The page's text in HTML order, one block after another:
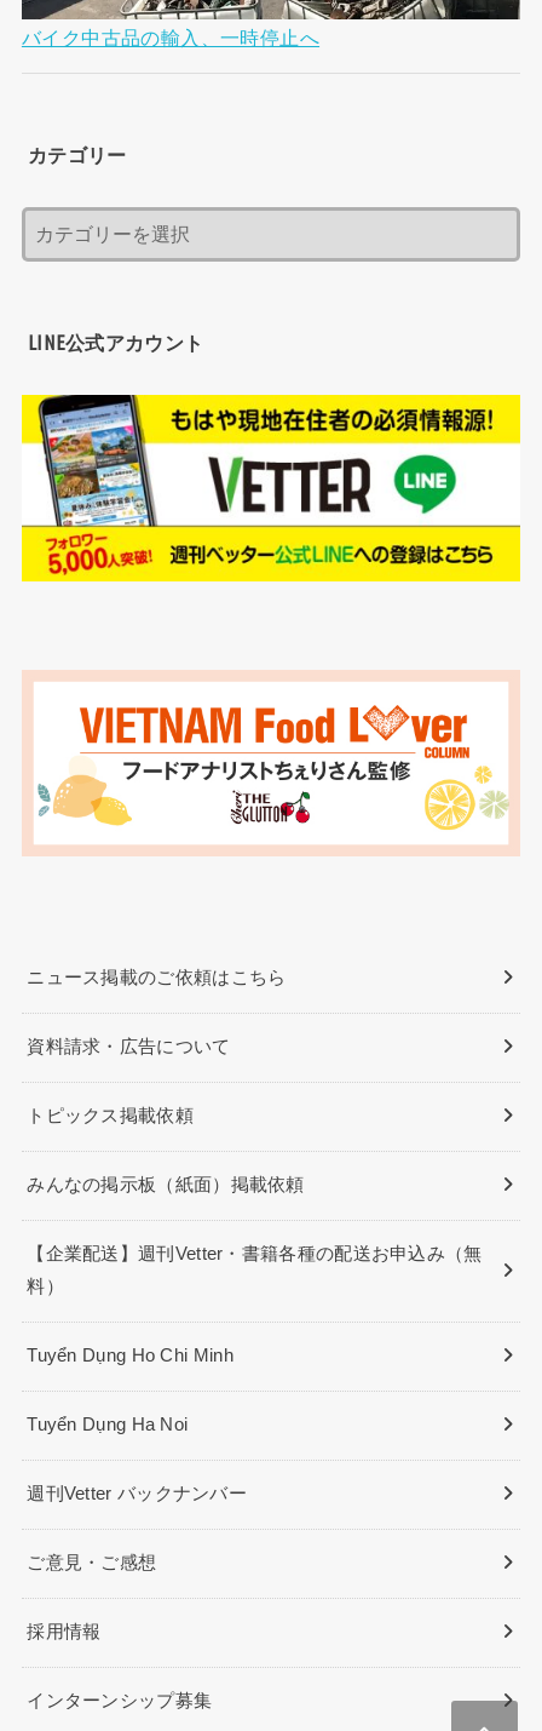
バイク中古品の輸入、一時停止へ
カテゴリー
LINE公式アカウント
ニュース掲載のご依頼はこちら
資料請求・広告について
トピックス掲載依頼
みんなの掲示板（紙面）掲載依頼
【企業配送】週刊Vetter・書籍各種の配送お申込み（無
料）
Tuyển Dụng Ho Chi Minh
Tuyển Dụng Ha Noi
週刊Vetter バックナンバー
ご意見・ご感想
採用情報
インターンシップ募集